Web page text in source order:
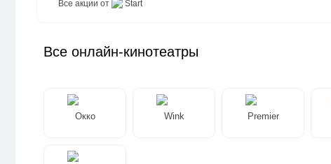
Все акции от Start
Все онлайн-кинотеатры
Окко Wink Premier